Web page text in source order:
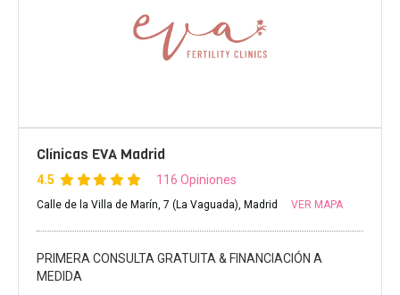
Clínicas EVA Madrid
4.5 116 Opiniones
Calle de la Villa de Marín, 7 (La Vaguada), Madrid VER MAPA
PRIMERA CONSULTA GRATUITA & FINANCIACIÓN A
MEDIDA